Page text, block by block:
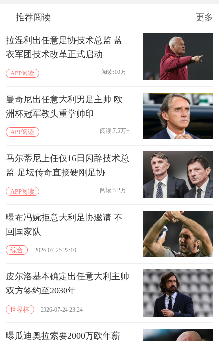
推荐阅读 更多
拉涅利出任意足协技术总监 蓝
衣军团技术改革正式启动
APP阅读 阅读:10万+
曼奇尼出任意大利男足主帅 欧
洲杯冠军教头重掌帅印
APP阅读 阅读:7.5万+
马尔蒂尼上任仅16日闪辞技术总
监 足坛传奇直接硬刚足协
APP阅读 阅读:3.2万+
曝布冯婉拒意大利足协邀请 不
回国家队
综合 2026-07-25 22:10
皮尔洛基本确定出任意大利主帅
双方签约至2030年
世界杯 2026-07-24 23:24
曝瓜迪奥拉索要2000万欧年薪